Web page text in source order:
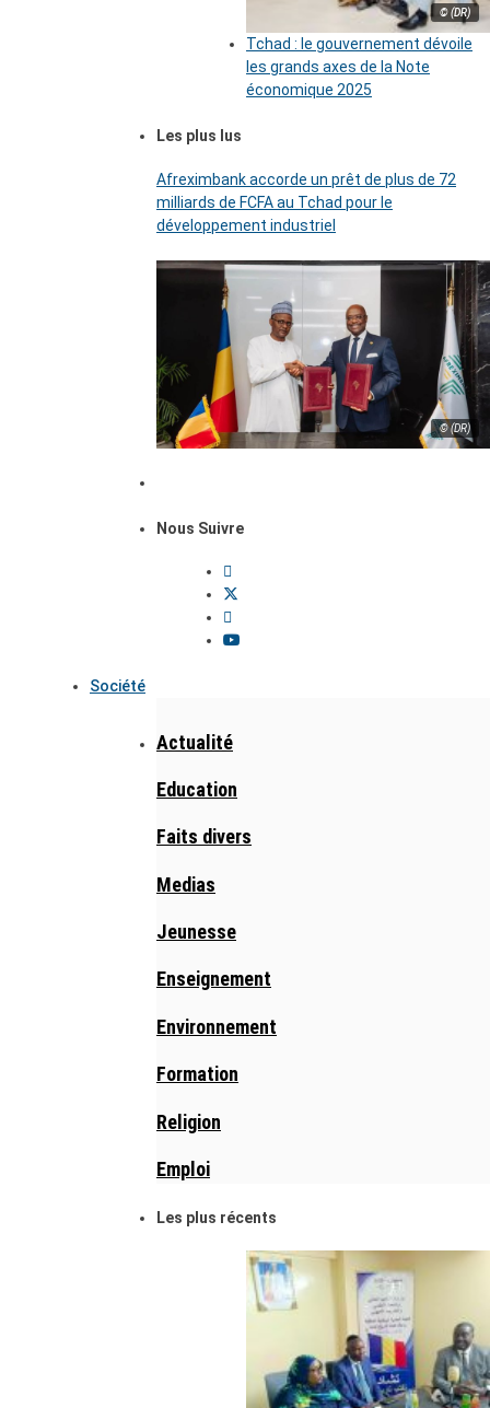
© (DR)
Tchad : le gouvernement dévoile
les grands axes de la Note
économique 2025
Les plus lus
Afreximbank accorde un prêt de plus de 72
milliards de FCFA au Tchad pour le
développement industriel
© (DR)
Nous Suivre
Société
Actualité
Education
Faits divers
Medias
Jeunesse
Enseignement
Environnement
Formation
Religion
Emploi
Les plus récents